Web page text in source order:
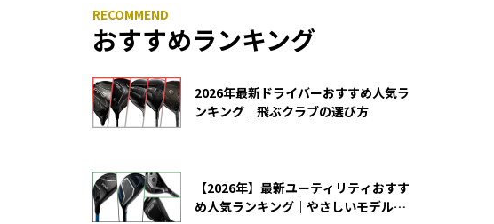
おすすめランキング
2026年最新ドライバーおすすめ人気ラ
ンキング｜飛ぶクラブの選び方
【2026年】最新ユーティリティおすす
め人気ランキング｜やさしいモデルの